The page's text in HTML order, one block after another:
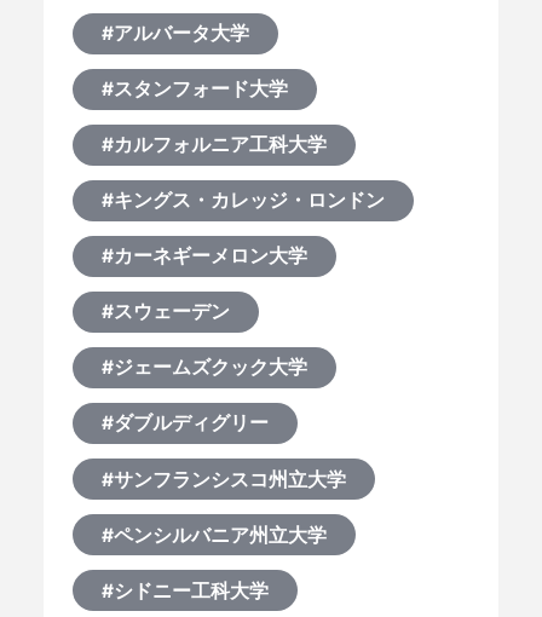
#アルバータ大学
#スタンフォード大学
#カルフォルニア工科大学
#キングス・カレッジ・ロンドン
#カーネギーメロン大学
#スウェーデン
#ジェームズクック大学
#ダブルディグリー
#サンフランシスコ州立大学
#ペンシルバニア州立大学
#シドニー工科大学